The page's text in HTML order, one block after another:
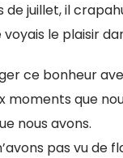
de juillet, il
le plaisir
ce bonheur
moments que
nous avons.
pas vu de